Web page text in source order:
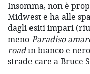
Insomma, non è
Midwest e ha alle
dagli esiti impari
menoParadiso
roadin bianco e
strade care a Bruce